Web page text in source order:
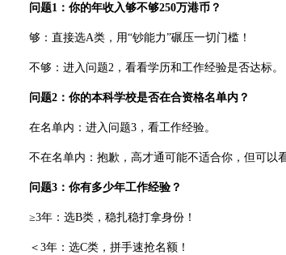
问题1：你的年收入够不够250万港币？
够：直接选A类，用“钞能力”碾压一切门槛！
不够：进入问题2，看看学历和工作经验是否达标。
问题2：你的本科学校是否在合资格名单内？
在名单内：进入问题3，看工作经验。
不在名单内：抱歉，高才通可能不适合你，但可以看
问题3：你有多少年工作经验？
≥3年：选B类，稳扎稳打拿身份！
＜3年：选C类，拼手速抢名额！